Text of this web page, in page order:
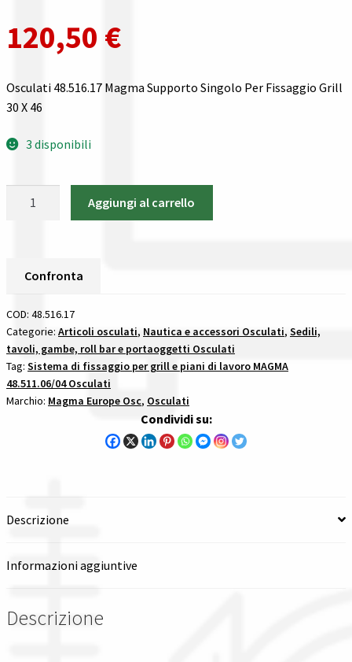
Pagamenti
Privacy policy
Confronta
I nostri negozi
Spedizioni in italia
Tutte le categorie dei prodotti
120,50 €
Osculati 48.516.17 Magma Supporto Singolo Per Fissaggio Grill
30 X 46
3 disponibili
Singolo
Fissaggio
Grill
30
X
46
sistema
piani
lavoro
magma
Aggiungi al carrello
Confronta
COD: 48.516.17
Categorie: Articoli osculati, Nautica e accessori Osculati, Sedili,
tavoli, gambe, roll bar e portaoggetti Osculati
Tag: Sistema di fissaggio per grill e piani di lavoro MAGMA
48.511.06/04 Osculati
Marchio: Magma Europe Osc, Osculati
Condividi su:
Descrizione
Informazioni aggiuntive
Descrizione